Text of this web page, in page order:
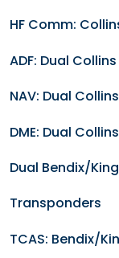
HF Comm:
ADF: Dual
NAV: Dual
DME: Dual
Dual Bendix/
Transponders
TCAS: Bendix/